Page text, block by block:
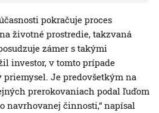
pokračuje proces
životné prostredie, takzvaná
zámer s takými
investor, v tomto prípade
Je predovšetkým na
prerokovaniach podal ľuďom
navrhovanej činnosti,“ napísal